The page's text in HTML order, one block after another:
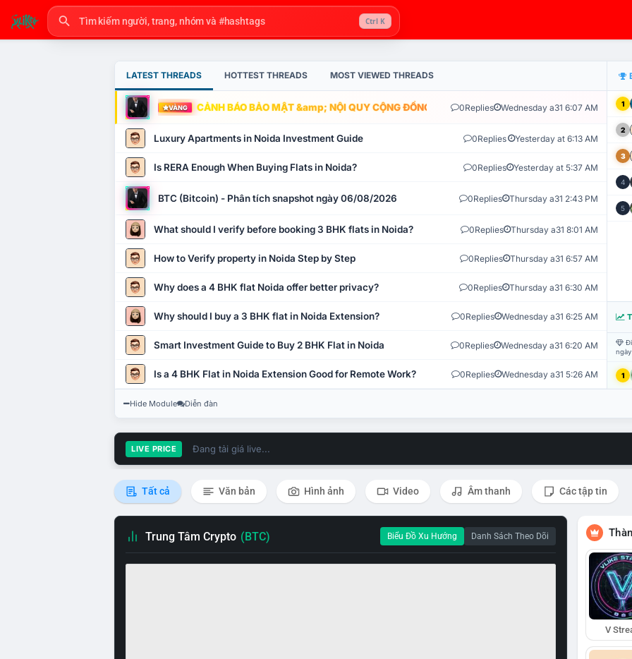
Ctrl K
LATEST THREADS HOTTEST THREADS MOST VIEWED THREADS
VÀNG CẢNH BÁO BẢO MẬT &amp; NỘI QUY CỘNG ĐỒNG VLIKE.VN: HỆ THỐNG GIÁM SÁT TỰ
0Replies Wednesday a31 6:07 AM
Luxury Apartments in Noida Investment Guide 0Replies Yesterday at 6:13 AM
Is RERA Enough When Buying Flats in Noida? 0Replies Yesterday at 5:37 AM
BTC (Bitcoin) - Phân tích snapshot ngày 06/08/2026 0Replies Thursday a31 2:43 PM
What should I verify before booking 3 BHK flats in Noida? 0Replies Thursday a31 8:01 AM
How to Verify property in Noida Step by Step 0Replies Thursday a31 6:57 AM
Why does a 4 BHK flat Noida offer better privacy? 0Replies Thursday a31 6:30 AM
Why should I buy a 3 BHK flat in Noida Extension? 0Replies Wednesday a31 6:25 AM
Smart Investment Guide to Buy 2 BHK Flat in Noida 0Replies Wednesday a31 6:20 AM
Is a 4 BHK Flat in Noida Extension Good for Remote Work? 0Replies Wednesday a31 5:26 AM
1
2
3
4
5
1
Hide Module Diễn đàn
LIVE PRICE Đang tải giá live...
Tất cả Văn bản Hình ảnh Video Âm thanh Các tập tin
Trung Tâm Crypto (BTC) Biểu Đồ Xu Hướng Danh Sách Theo Dõi
V